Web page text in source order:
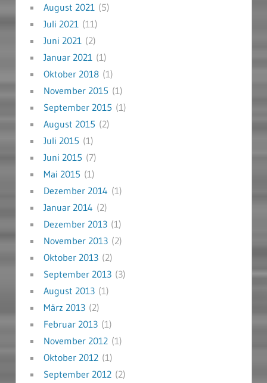
August 2021 (5)
Juli 2021 (11)
Juni 2021 (2)
Januar 2021 (1)
Oktober 2018(1)
November 2015 (1)
September 2015 (1)
August 2015 (2)
Juli 2015 (1)
Juni 2015 (7)
Mai 2015 (1)
Dezember 2014 (1)
Januar 2014 (2)
Dezember 2013(1)
November 2013(2)
Oktober 2013(2)
September 2013(3)
August 2013(1)
März 2013(2)
Februar 2013(1)
November 2012(1)
Oktober 2012(1)
September 2012(2)